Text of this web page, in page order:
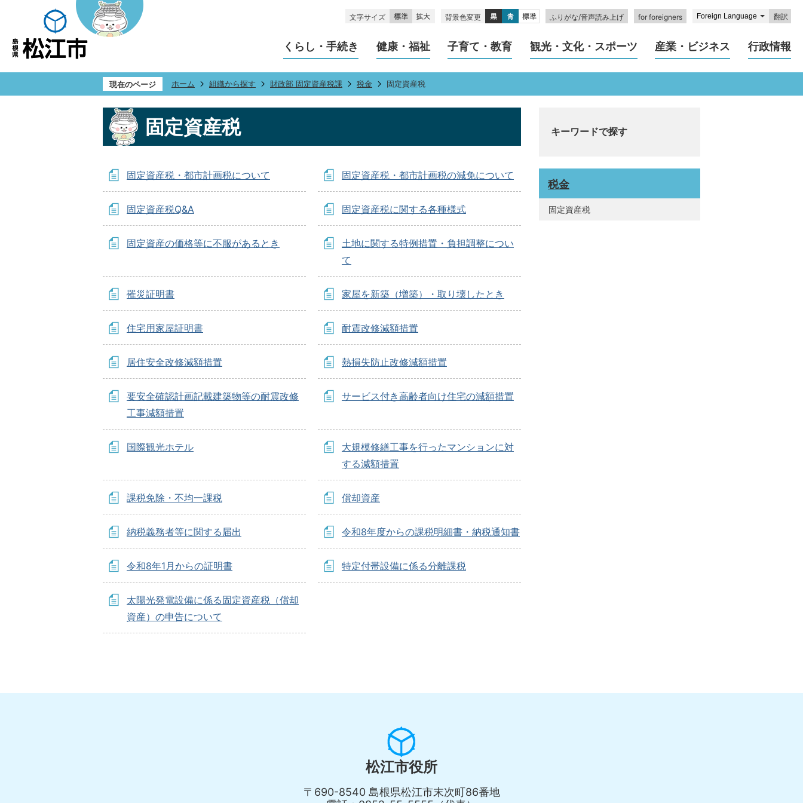
文字サイズ 背景色変更 ふりがな/音声読み上げ for foreigners 翻訳
くらし・手続き 健康・福祉 子育て・教育 観光・文化・スポーツ 産業・ビジネス 行政情報
現在のページ ホーム 組織から探す 財政部 固定資産税課 税金 固定資産税
固定資産税
固定資産税・都市計画税について 固定資産税・都市計画税の減免について
固定資産税Q&A 固定資産税に関する各種様式
固定資産の価格等に不服があるとき
土地に関する特例措置・負担調整につい
て
罹災証明書 家屋を新築（増築）・取り壊したとき
住宅用家屋証明書 耐震改修減額措置
居住安全改修減額措置 熱損失防止改修減額措置
要安全確認計画記載建築物等の耐震改修
工事減額措置
サービス付き高齢者向け住宅の減額措置
国際観光ホテル
大規模修繕工事を行ったマンションに対
する減額措置
課税免除・不均一課税 償却資産
納税義務者等に関する届出 令和8年度からの課税明細書・納税通知書
令和8年1月からの証明書 特定付帯設備に係る分離課税
太陽光発電設備に係る固定資産税（償却
資産）の申告について
キーワードで探す
税金
固定資産税
松江市役所
〒690-8540 島根県松江市末次町86番地